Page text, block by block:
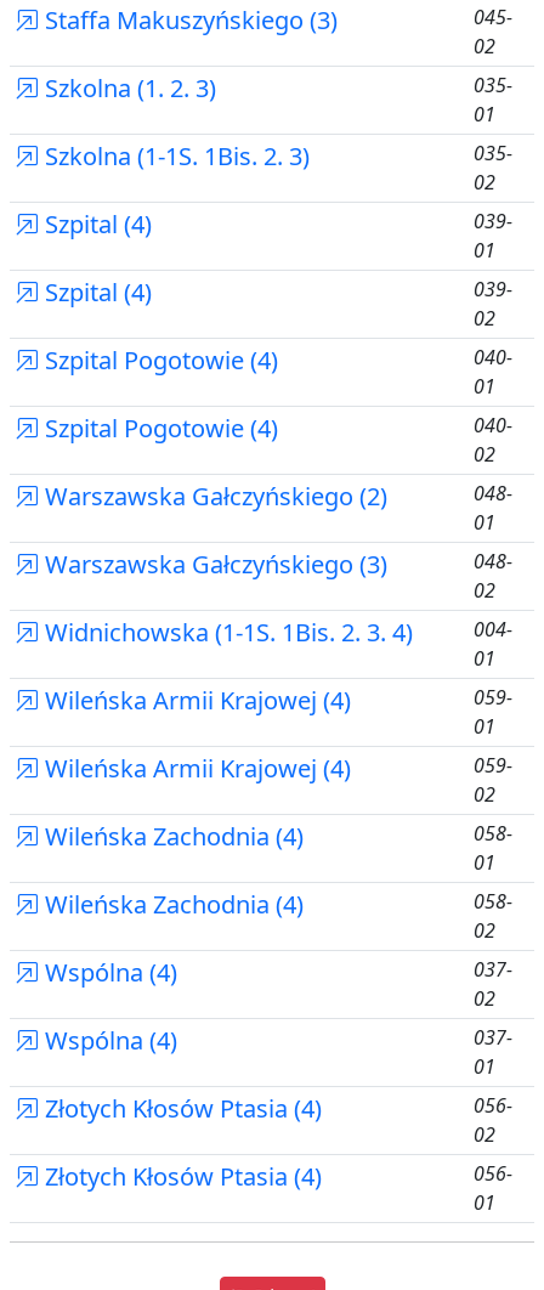
Staffa Makuszyńskiego (3)
045-
02
Szkolna (1. 2. 3)
035-
01
Szkolna (1-1S. 1Bis. 2. 3)
035-
02
Szpital (4)
039-
01
Szpital (4)
039-
02
Szpital Pogotowie (4)
040-
01
Szpital Pogotowie (4)
040-
02
Warszawska Gałczyńskiego (2)
048-
01
Warszawska Gałczyńskiego (3)
048-
02
Widnichowska (1-1S. 1Bis. 2. 3. 4)
004-
01
Wileńska Armii Krajowej (4)
059-
01
Wileńska Armii Krajowej (4)
059-
02
Wileńska Zachodnia (4)
058-
01
Wileńska Zachodnia (4)
058-
02
Wspólna (4)
037-
02
Wspólna (4)
037-
01
Złotych Kłosów Ptasia (4)
056-
02
Złotych Kłosów Ptasia (4)
056-
01